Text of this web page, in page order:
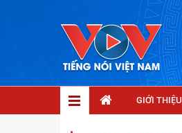
GIỚI THIỆU